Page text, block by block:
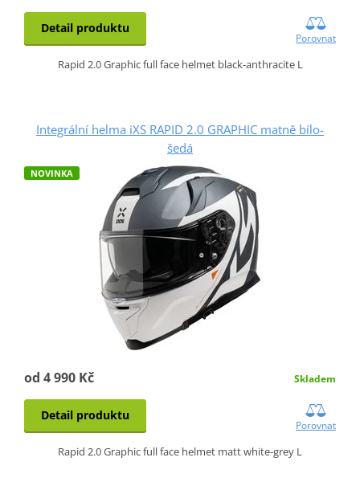
Detail produktu
Porovnat
Rapid 2.0 Graphic full face helmet black-anthracite L
Integrální helma iXS RAPID 2.0 GRAPHIC matně bílo-
šedá
NOVINKA
od 4 990 Kč Skladem
Detail produktu
Porovnat
Rapid 2.0 Graphic full face helmet matt white-grey L